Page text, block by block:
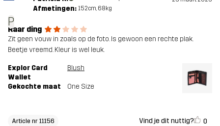
P
Afmetingen: 152cm, 68kg
Raar ding
Zit geen vouw in zoals op de foto. Is gewoon een rechte plak.
Beetje vreemd. Kleur is wel leuk.
Explor Card
Wallet
Blush
Gekochte maat One Size
Article nr 11156 Vind je dit nuttig? 0